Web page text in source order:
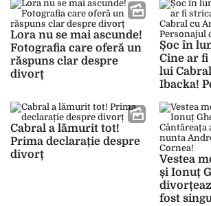
Ploiești
frică…”
Lora nu se mai ascunde!
Fotografia care oferă un
răspuns clar despre
divorț
Șoc în
Cine ar
lui
Ibacka!
Cabral a lămurit tot!
Prima declarație despre
divorț
Vestea
și Ionuț
fost